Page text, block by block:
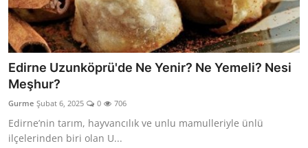
Edirne Uzunköprü'de Ne Yenir? Ne Yemeli? Nesi
Meşhur?
Gurme Şubat 6, 2025 0 706
Edirne’nin tarım, hayvancılık ve unlu mamulleriyle ünlü
ilçelerinden biri olan U...